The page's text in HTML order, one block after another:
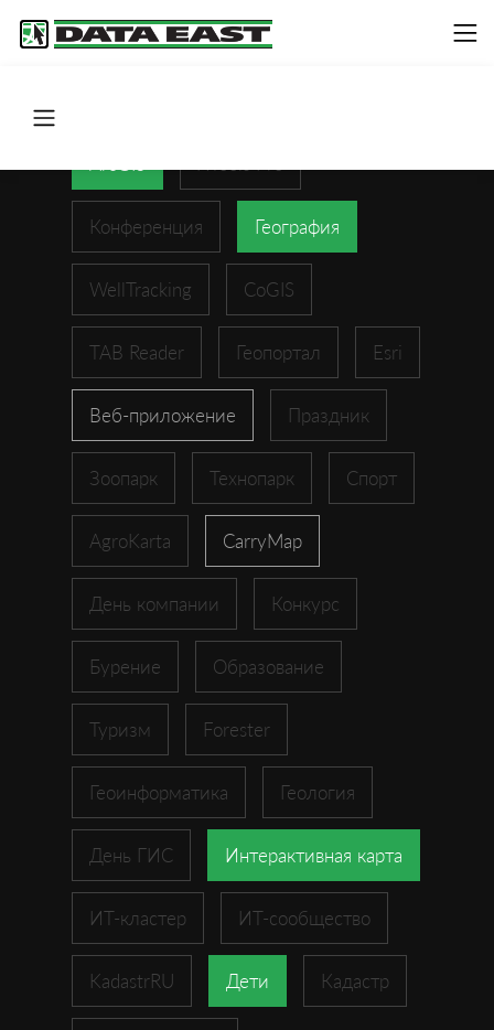
Конференция География
WellTracking CoGIS
TAB Reader Геопортал Esri
Веб-приложение Праздник
Зоопарк Технопарк Спорт
AgroKarta CarryMap
День компании Конкурс
Бурение Образование
Туризм Forester
Геоинформатика Геология
День ГИС Интерактивная карта
ИТ-кластер ИТ-сообщество
KadastrRU Дети Кадастр